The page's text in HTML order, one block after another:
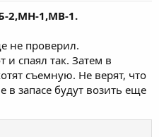
2,МН-1,МВ-1.
не проверил.
и спаял так. Затем в
съемную. Не верят, что
в запасе будут возить еще